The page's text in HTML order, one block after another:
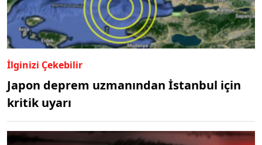
İlginizi Çekebilir
Japon deprem uzmanından İstanbul için
kritik uyarı